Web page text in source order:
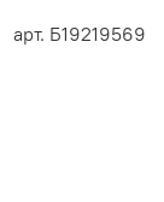
арт. Б19219569